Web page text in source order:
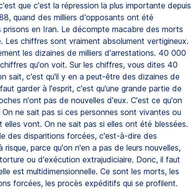
que c'est la répression la plus importante depuis
quand des milliers d'opposants ont été
en Iran. Le décompte macabre des morts
Les chiffres sont vraiment absolument vertigineux.
les dizaines de milliers d'arrestations. 40 000
qu'on voit. Sur les chiffres, vous dites 40
sait, c'est qu'il y en a peut-être des dizaines de
garder à l'esprit, c'est qu'une grande partie de
n'ont pas de nouvelles d'eux. C'est ce qu'on
ne sait pas si ces personnes sont vivantes ou
vont. On ne sait pas si elles ont été blessées.
des disparitions forcées, c'est-à-dire des
parce qu'on n'en a pas de leurs nouvelles,
ou d'exécution extrajudiciaire. Donc, il faut
est multidimensionnelle. Ce sont les morts, les
forcées, les procès expéditifs qui se profilent.